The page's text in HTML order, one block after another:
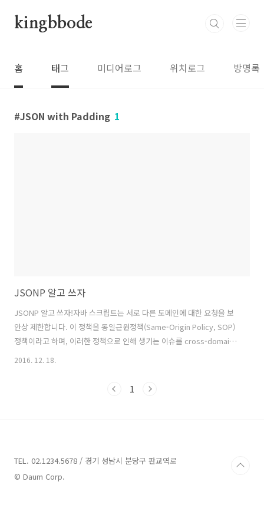
kingbbode
홈 태그 미디어로그 위치로그 방명록
JSON with Padding 1
JSONP 알고 쓰자
JSONP 알고 쓰자!자바 스크립트는 서로 다른 도메인에 대한 요청을 보
안상 제한합니다. 이 정책을 동일근원정책(Same-Origin Policy, SOP)
정책이라고 하며, 이러한 정책으로 인해 생기는 이슈를 cross-domain
문제라고 합니다. 개발을 하다보면 어쩔 수 없이 다른 도메인으로부터 데
슈를 겪고 있습니다.이런 경우 사용할 수 있는 것이 JSONP(JSON with
2016. 12. 18.
1
TEL. 02.1234.5678 / 경기 성남시 분당구 판교역로
© Daum Corp.